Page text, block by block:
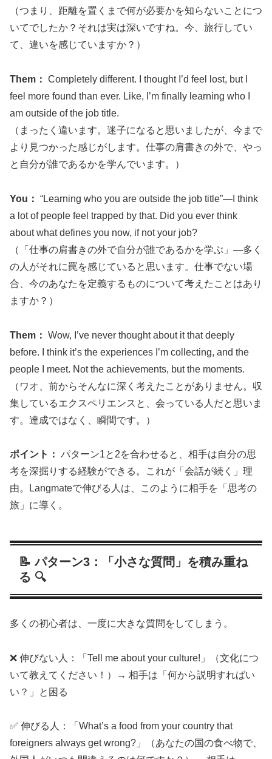
（つまり、距離を置くまで何が必要かを知らないことにつ
いてでしたか？それは実は深いですね。今、旅行してい
て、違いを感じていますか？）
Them： Completely different. I thought I’d feel lost, but I
feel more found than ever. Like, I’m finally learning who I
am outside of the job title.
（まったく違います。迷子になると思いましたが、今まで
より見つかった感じがします。仕事の肩書きの外で、やっ
と自分が誰であるかを学んでいます。）
You： “Learning who you are outside the job title”—I think
a lot of people feel trapped by that. Did you ever think
about what defines you now, if not your job?
（「仕事の肩書きの外で自分が誰であるかを学ぶ」—多く
の人がそれに罠を感じていると思います。仕事でない場
合、今のあなたを定義するものについて考えたことはあり
ますか？）
Them： Wow, I’ve never thought about it that deeply
before. I think it’s the experiences I’m collecting, and the
people I meet. Not the achievements, but the moments.
（ワオ、前からそんなに深く考えたことがありません。収
集しているエクスペリエンスと、会っている人だと思いま
す。達成ではなく、瞬間です。）
ポイント： パターン1と2を合わせると、相手は自分の思
考を深掘りする経験ができる。これが「会話が続く」理
由。Langmateで伸びる人は、このように相手を「思考の
旅」に導く。
📝 パターン3：「小さな質問」を積み重ね
る 🔍
多くの初心者は、一度に大きな質問をしてしまう。
❌ 伸びない人：「Tell me about your culture!」（文化につ
いて教えてください！）→ 相手は「何から説明すればい
い？」と困る
✅ 伸びる人：「What’s a food from your country that
foreigners always get wrong?」（あなたの国の食べ物で、